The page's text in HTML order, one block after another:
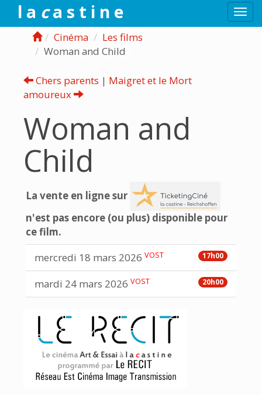
l a ca s t i n e
Cinéma
Les films
Woman and Child
Chers parents | Maigret et le Mort
amoureux
Woman and
Child
La vente en ligne sur
n'est pas encore (ou plus) disponible pour
ce film.
17h00
mercredi 18 mars 2026 VOST
20h00
mardi 24 mars 2026 VOST